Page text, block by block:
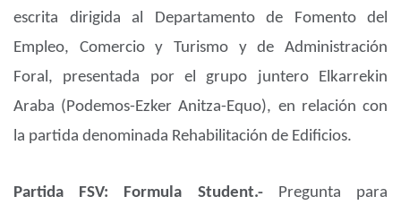
escrita dirigida al Departamento de Fomento del
Empleo, Comercio y Turismo y de Administración
Foral, presentada por el grupo juntero Elkarrekin
Araba (Podemos-Ezker Anitza-Equo), en relación con
la partida denominada Rehabilitación de Edificios.
Partida FSV: Formula Student.- Pregunta para